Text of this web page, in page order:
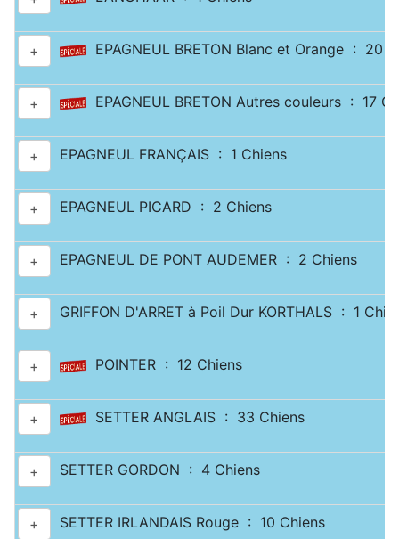
+ EPAGNEUL BRETON Blanc et Orange : 20
+ EPAGNEUL BRETON Autres couleurs : 17
+ EPAGNEUL FRANÇAIS : 1 Chiens
+ EPAGNEUL PICARD : 2 Chiens
+ EPAGNEUL DE PONT AUDEMER : 2 Chiens
+ GRIFFON D'ARRET à Poil Dur KORTHALS : 1
+ POINTER : 12 Chiens
+ SETTER ANGLAIS : 33 Chiens
+ SETTER GORDON : 4 Chiens
+ SETTER IRLANDAIS Rouge : 10 Chiens